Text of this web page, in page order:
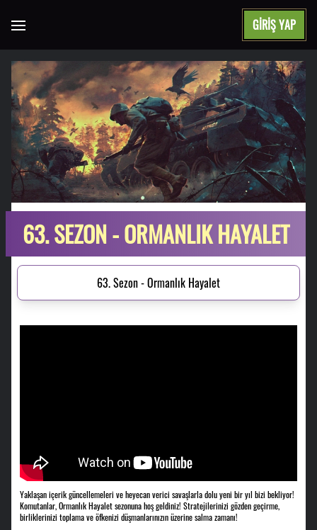
Open main menu GIRIŞ YAP
63. SEZON - ORMANLIK HAYALET
63. Sezon - Ormanlık Hayalet
Yaklaşan içerik güncellemeleri ve heyecan verici savaşlarla dolu yeni bir yıl bizi bekliyor!
Komutanlar, Ormanlık Hayalet sezonuna hoş geldiniz! Stratejilerinizi gözden geçirme,
birliklerinizi toplama ve öfkenizi düşmanlarınızın üzerine salma zamanı!